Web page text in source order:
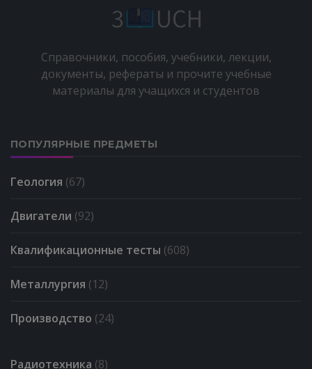
Справочники, пособия, учебники, лекции,
документы, рефераты и прочите учебные
материалы для учащихся и студентов
ПОПУЛЯРНЫЕ ПРЕДМЕТЫ
Геология (67)
Двигатели (92)
Квалификационные тесты (608)
Металлургия (12)
Производство (24)
Радиотехника (8)